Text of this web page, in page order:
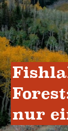
nur